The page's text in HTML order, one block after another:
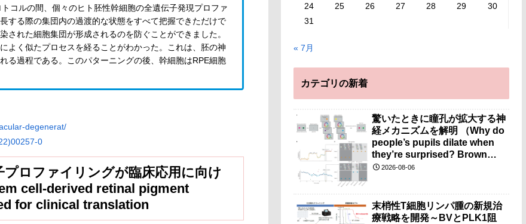
コルの間、個々のヒト胚性幹細胞の全遺伝子発現プロファ
する際の集団内の過渡的な状態をすべて把握できただけで
れた細胞集団が形成されるのを防ぐことができました。
よく似たプロセスを経ることがわかった。これは、胚の神
る過程である。このパターニングの後、幹細胞はRPE細胞
degenerat/
0
ロファイリングが臨床応用に向け
cell-derived retinal pigment
for clinical translation
24
25 26 27 28 29
30
31
« 7月
カテゴリの新着
驚いたときに瞳孔が拡大する神
経メカニズムを解明 （Why do
people’s pupils dilate when
they’re surprised? Brown
researchers explain）
2026-08-06
末梢性T細胞リンパ腫の新規治
療戦略を開発～BVとPLK1阻